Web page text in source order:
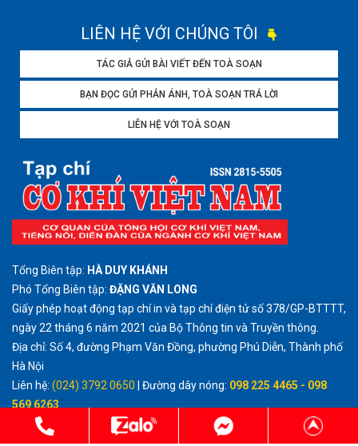
LIÊN HỆ VỚI CHÚNG TÔI
TÁC GIẢ GỬI BÀI VIẾT ĐẾN TOÀ SOẠN
BẠN ĐỌC GỬI PHẢN ÁNH, TOÀ SOẠN TRẢ LỜI
LIÊN HỆ VỚI TOÀ SOẠN
Tổng Biên tập: HÀ DUY KHÁNH
Phó Tổng Biên tập: ĐẶNG VĂN LONG
Giấy phép hoạt động tạp chí in và tạp chí điện tử số 378/GP-BTTTT,
ngày 22 tháng 6 năm 2021 của Bộ Thông tin và Truyền thông.
Địa chỉ: Số 4, đường Phạm Văn Đồng, phường Phú Diễn, Thành phố
Hà Nội
Liên hệ: (024) 3792 0650 | Đường dây nóng: 098 225 4465 - 098
569 6263
Email:
tcckvietnam@gmail.com
http://cokhivietnam.vn